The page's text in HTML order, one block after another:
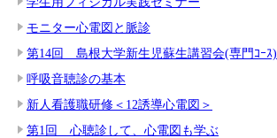
モニター心電図と脈診
第14回 島根大学新生児蘇生講習会(専門ｺｰｽ)
呼吸音聴診の基本
新人看護職研修＜12誘導心電図＞
第1回 心聴診して、心電図も学ぶ